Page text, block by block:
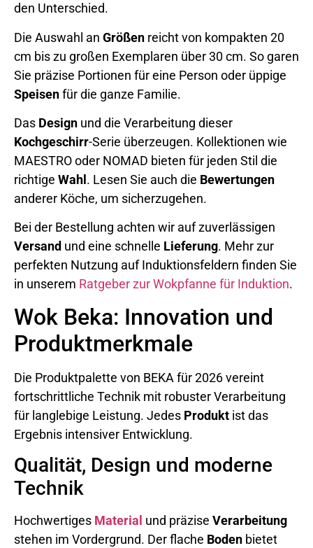
den Unterschied.
Die Auswahl an Größen reicht von kompakten 20
cm bis zu großen Exemplaren über 30 cm. So garen
Sie präzise Portionen für eine Person oder üppige
Speisenfür die ganze Familie.
Das Design und die Verarbeitung dieser
Kochgeschirr-Serie überzeugen. Kollektionen wie
MAESTRO oder NOMAD bieten für jeden Stil die
richtige Wahl . Lesen Sie auch die Bewertungen
anderer Köche, um sicherzugehen.
Bei der Bestellung achten wir auf zuverlässigen
Versand und eine schnelle Lieferung. Mehr zur
perfekten Nutzung auf Induktionsfeldern finden Sie
in unserem Ratgeber zur Wokpfanne für Induktion.
Wok Beka: Innovation und
Produktmerkmale
Die Produktpalette von BEKA für 2026 vereint
fortschrittliche Technik mit robuster Verarbeitung
für langlebige Leistung. Jedes Produkt ist das
Ergebnis intensiver Entwicklung.
Qualität, Design und moderne
Technik
Hochwertiges Material und präzise Verarbeitung
stehen im Vordergrund. Der flache Boden bietet